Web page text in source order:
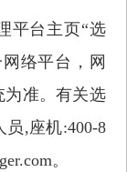
平台主页“选
络平台，网
为准。有关选
,座机:400-8
。